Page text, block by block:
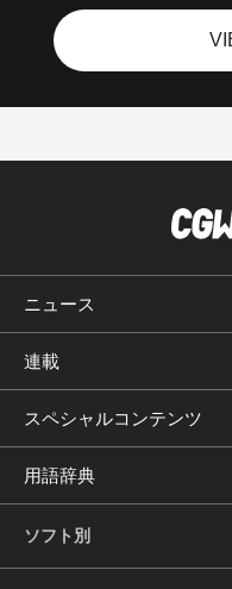
ニュース
連載
スペシャルコンテンツ
用語辞典
ソフト別